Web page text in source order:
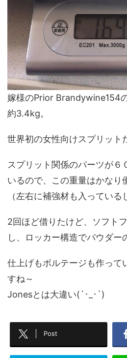
嫁様のPrior Brandywine154の
約3.4kg。
世界初の女性向けスプリット
スプリット関係のパーツが６
いるので、この重量はかなり
（左右に補強材も入っている
2回ほど借りたけど、ソフト
し、ロッカー構造でパウダー
仕上げもボルテージも作って
すね～
Jonesとは大違い(´･_･`)
Post